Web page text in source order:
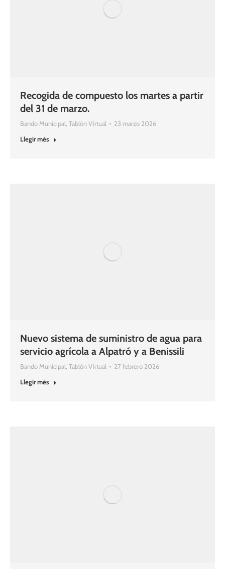
Recogida de compuesto los martes a partir
del 31 de marzo.
Bando Municipal, Tablón Virtual
23 marzo 2026
Llegir més
Nuevo sistema de suministro de agua para
servicio agrícola a Alpatró y a Benissili
Bando Municipal, Tablón Virtual
27 febrero 2026
Llegir més